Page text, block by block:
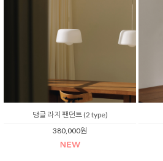
댕글 라지 팬던트 (2 type)
380,000원